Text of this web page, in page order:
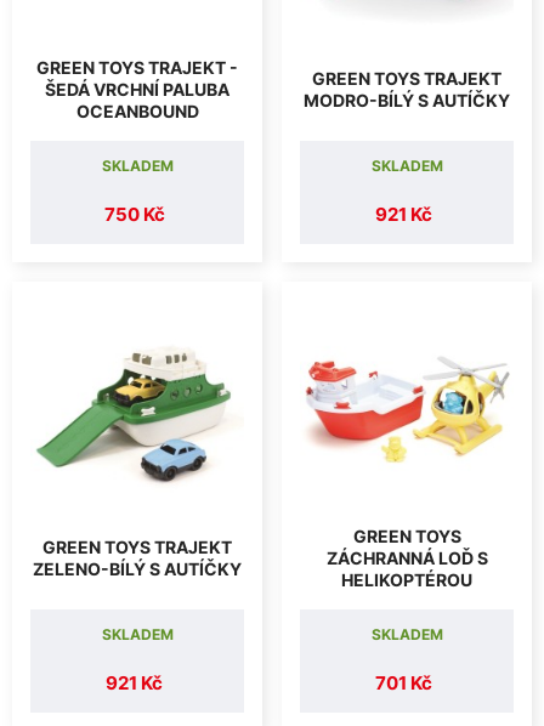
GREEN TOYS TRAJEKT -
ŠEDÁ VRCHNÍ PALUBA
OCEANBOUND
750 Kč
SKLADEM
GREEN TOYS TRAJEKT
MODRO-BÍLÝ S AUTÍČKY
921 Kč
SKLADEM
GREEN TOYS TRAJEKT
ZELENO-BÍLÝ S AUTÍČKY
921 Kč
SKLADEM
GREEN TOYS
ZÁCHRANNÁ LOĎ S
HELIKOPTÉROU
701 Kč
SKLADEM